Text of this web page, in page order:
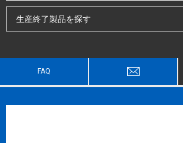
生産終了製品を探す
FAQ